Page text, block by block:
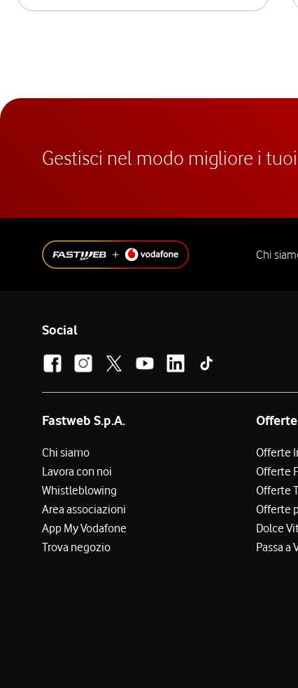
Gestisci nel modo migliore i
Chi
Social
Fastweb S.p.A.
Chi siamo
Lavora con noi
Whistleblowing
Area associazioni
App My Vodafone
Trova negozio
Offerte
Offerte
Offerte
Offerte
Offerte
Dolce
Passa a